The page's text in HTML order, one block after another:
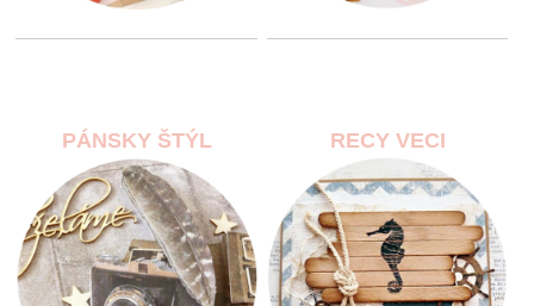
PÁNSKY ŠTÝL RECY VECI